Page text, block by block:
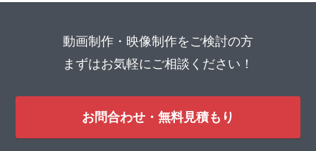
動画制作・映像制作をご検討の方
まずはお気軽にご相談ください！
お問合わせ・無料見積もり